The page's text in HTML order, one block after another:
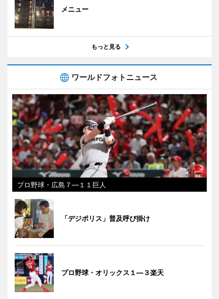
メニュー
もっと見る
ワールドフォトニュース
プロ野球・広島７―１１巨人
「デジポリス」普及呼び掛け
プロ野球・オリックス１―３楽天